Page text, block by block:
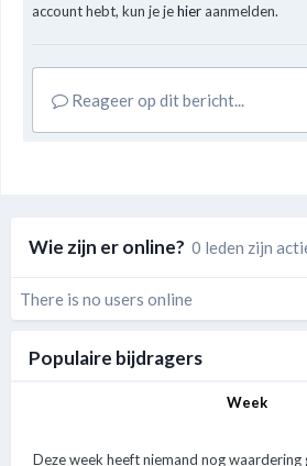
account hebt, kun je jehier aanmelden.
Reageer op dit bericht...
Wie zijn er online? 0 leden zijn
There is no users online
Populaire bijdragers
Week
Deze week heeft niemand nog waardering